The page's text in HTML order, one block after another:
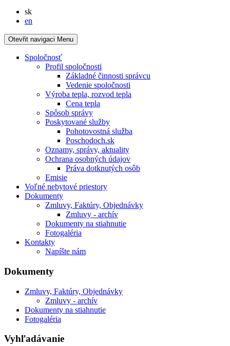
skSlovensky
en
Otevřit navigaci Menu
Spoločnosť
Profil spoločnosti
Základné činnosti správcu
Vedenie spoločnosti
Výroba tepla, rozvod tepla
Cena tepla
Spôsob správy
Poskytované služby
Pohotovostná služba
Poschodoch.sk
Oznamy, správy, aktuality
Ochrana osobných údajov
Práva dotknutých osôb
Emisie
Voľné nebytové priestory
Dokumenty
Zmluvy, Faktúry, Objednávky
Zmluvy - archív
Dokumenty na stiahnutie
Fotogaléria
Kontakty
Napíšte nám
Dokumenty
Zmluvy, Faktúry, Objednávky
Zmluvy - archív
Dokumenty na stiahnutie
Fotogaléria
Vyhľadávanie